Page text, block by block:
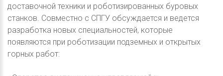
доставочной техники и роботизированных буровых
станков. Совместно с СПГУ обсуждается и ведется
разработка новых специальностей, которые
появляются при роботизации подземных и открытых
горных работ: